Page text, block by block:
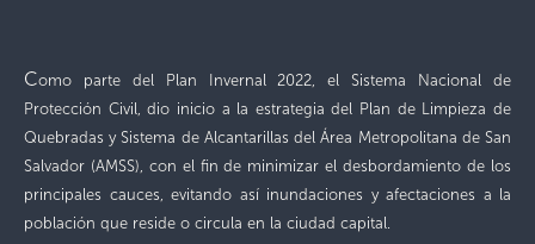
Como parte del Plan Invernal 2022, el Sistema Nacional de
Protección Civil, dio inicio a la estrategia del Plan de Limpieza de
Quebradas y Sistema de Alcantarillas del Área Metropolitana de San
Salvador (AMSS), con el fin de minimizar el desbordamiento de los
principales cauces, evitando así inundaciones y afectaciones a la
población que reside o circula en la ciudad capital.